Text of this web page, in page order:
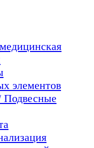
элементов
Подвесные